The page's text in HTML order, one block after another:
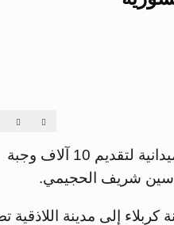
وصل إلى مدينة جبلة السورية متطوعون عراقيون، وأقاموا مطابخ ميدانية لتقديم 10 آلاف وجبة
إلى مدينة اللاذقية